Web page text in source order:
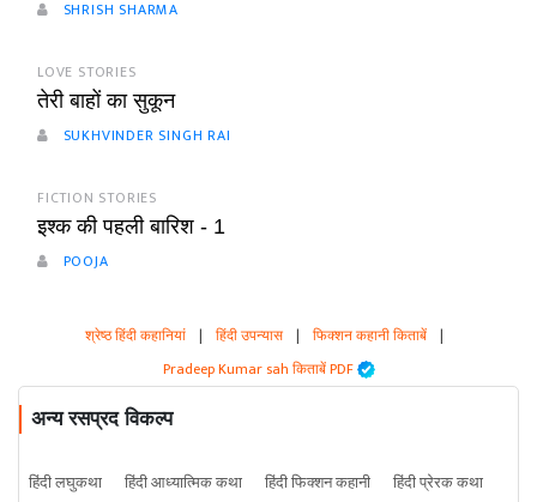
SHRISH SHARMA
LOVE STORIES
तेरी बाहों का सुकून
SUKHVINDER SINGH RAI
FICTION STORIES
इश्क की पहली बारिश - 1
POOJA
श्रेष्ठ हिंदी कहानियां | हिंदी उपन्यास | फिक्शन कहानी किताबें |
Pradeep Kumar sah किताबें PDF
अन्य रसप्रद विकल्प
हिंदी लघुकथा हिंदी आध्यात्मिक कथा हिंदी फिक्शन कहानी
हिंदी प्रेरक कथा